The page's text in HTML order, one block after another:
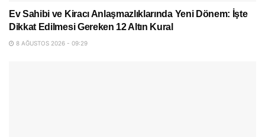
Ev Sahibi ve Kiracı Anlaşmazlıklarında Yeni Dönem: İşte
Dikkat Edilmesi Gereken 12 Altın Kural
8 AĞUSTOS 2026 - 09:29